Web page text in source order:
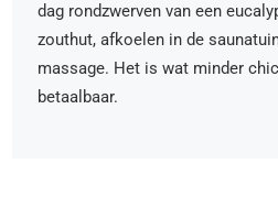
dag rondzwerven van een
zouthut, afkoelen in de
massage. Het is wat minder
betaalbaar.